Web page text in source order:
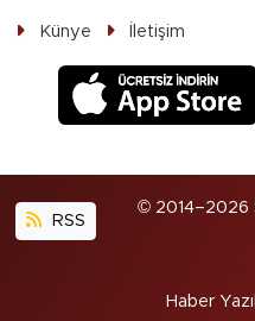
Künye İletişim
RSS
© 2014–2026
Haber